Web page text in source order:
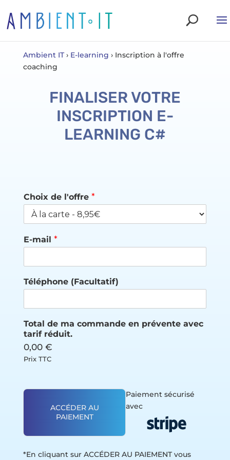
Ambient IT › E-learning › Inscription à l'offre
coaching
FINALISER VOTRE
INSCRIPTION E-
LEARNING C#
Choix de l'offre *
E-mail *
Téléphone (Facultatif)
T
é
l
é
p
n
e
t
Total de ma commande en prévente avec
tarif réduit.
0,00 €
Prix TTC
ACCÉDER AU
PAIEMENT
Paiement sécurisé
avec
*En cliquant sur ACCÉDER AU PAIEMENT vous